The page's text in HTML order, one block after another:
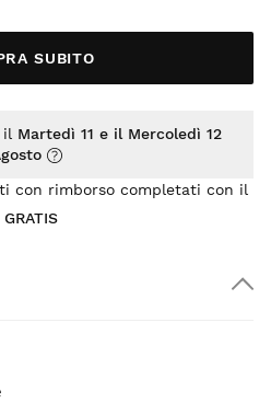
SUBITO
con rimborso completati con il
GRATIS
il Martedì 11 e il Mercoledì 12